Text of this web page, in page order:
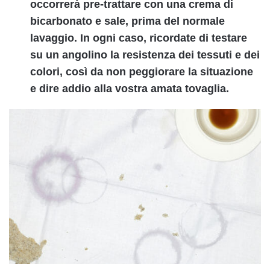
occorrerà pre-trattare con una crema di
bicarbonato e sale, prima del normale
lavaggio. In ogni caso, ricordate di testare
su un angolino la resistenza dei tessuti e dei
colori, così da non peggiorare la situazione
e dire addio alla vostra amata tovaglia.